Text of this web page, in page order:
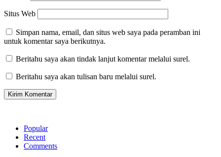
Situs Web
Simpan nama, email, dan situs web saya pada peramban ini
untuk komentar saya berikutnya.
Beritahu saya akan tindak lanjut komentar melalui surel.
Beritahu saya akan tulisan baru melalui surel.
Popular
Recent
Comments